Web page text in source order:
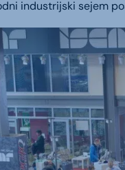
industrijski sejem